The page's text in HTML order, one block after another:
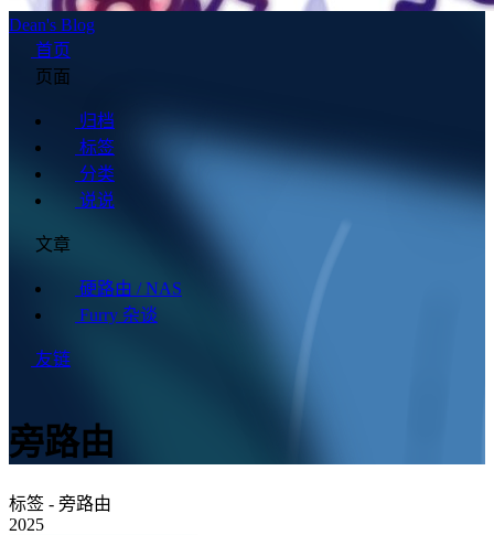
Dean's Blog
首页
页面
归档
标签
分类
说说
文章
硬路由 / NAS
Furry 杂谈
友链
旁路由
标签 - 旁路由
2025